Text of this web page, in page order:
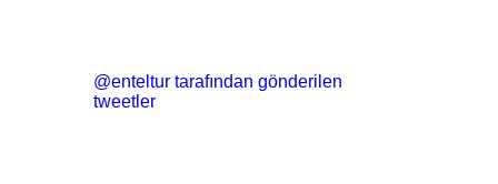
@enteltur tarafından gönderilen
tweetler